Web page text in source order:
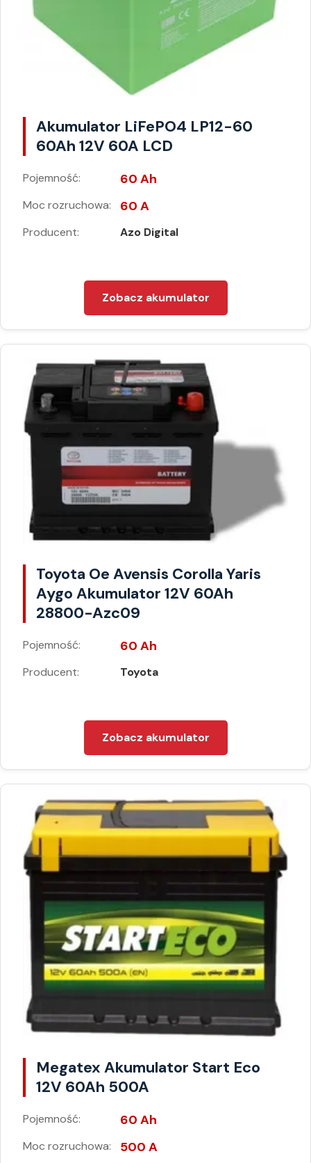
Akumulator LiFePO4 LP12-60
60Ah 12V 60A LCD
Pojemność: 60 Ah
Moc rozruchowa: 60 A
Producent: Azo Digital
Zobacz akumulator
Toyota Oe Avensis Corolla Yaris
Aygo Akumulator 12V 60Ah
28800-Azc09
Pojemność: 60 Ah
Producent: Toyota
Zobacz akumulator
Megatex Akumulator Start Eco
12V 60Ah 500A
Pojemność: 60 Ah
Moc rozruchowa: 500 A